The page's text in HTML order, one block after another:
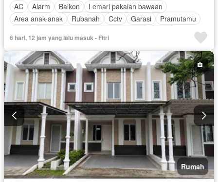
AC
Alarm Balkon
Lemari pakaian bawaan
Area anak-anak
Rubanah Cctv Garasi
Pramutamu
Dapur lengkap
Taman Fully fenced
Panggang
Rumah jaga Gym Pemanasan
Interkom
Dapur terpadu
Hot water Jacuzzi Internet
Gas alam
Angkat
Pustaka
Ruang kantor
Outdoor entertaining area
Pemandangan panorama
Pay TV access
Taman atap Keamanan
Secure parking
Sauna
Ruang layanan Spa Kolam renang
Telephone
Televisi
Lapangan tenis Teras
Kabel video
Tangki air
Wifi Keamanan 24 jam
Halaman
Berperabot lengkap
6 hari, 12 jam yang lalu masuk - Fitri
Rumah